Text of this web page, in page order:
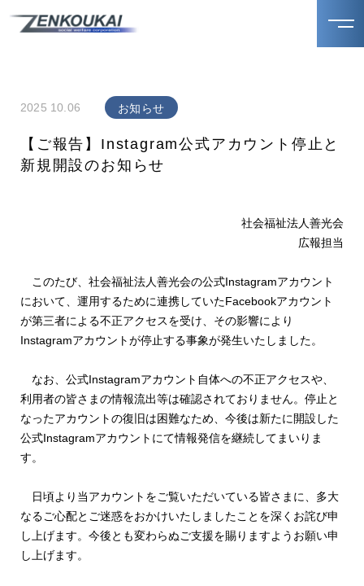
2025 10.06 お知らせ
【ご報告】Instagram公式アカウント停止と
新規開設のお知らせ
社会福祉法人善光会
広報担当
このたび、社会福祉法人善光会の公式Instagramアカウント
において、運用するために連携していたFacebookアカウント
が第三者による不正アクセスを受け、その影響により
Instagramアカウントが停止する事象が発生いたしました。
なお、公式Instagramアカウント自体への不正アクセスや、
利用者の皆さまの情報流出等は確認されておりません。停止と
なったアカウントの復旧は困難なため、今後は新たに開設した
公式Instagramアカウントにて情報発信を継続してまいりま
す。
日頃より当アカウントをご覧いただいている皆さまに、多大
なるご心配とご迷惑をおかけいたしましたことを深くお詫び申
し上げます。今後とも変わらぬご支援を賜りますようお願い申
し上げます。